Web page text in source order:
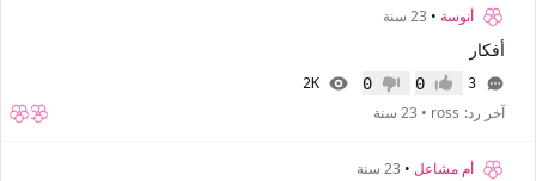
أنوسة • 23 سنة
أفكار
3 إعجاب0 عدم إعجاب
0
2K
آخر رد: ross
• 23 سنة
أم مشاعل • 23 سنة